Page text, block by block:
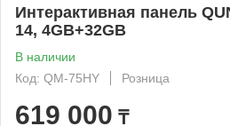
Интерактивная панель
14, 4GB+32GB
В наличии
Код: QM-75HY
Розница
619 000 ₸